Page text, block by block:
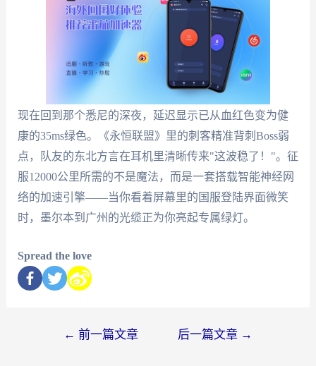
现在回到那个悉尼的深夜，延迟显示已从血红色变为健
康的35ms绿色。《永恒联盟》里的刺客精准背刺Boss弱
点，队友的东北方言在耳机里清晰传来"这波稳了！"。征
服12000公里所需的不是魔法，而是一套搭载智能神经网
络的加速引擎——当你看着屏幕里的国服登陆界面微笑
时，墨尔本到广州的光缆正为你亮起专属绿灯。
Spread the love
← 前一篇文章 后一篇文章 →